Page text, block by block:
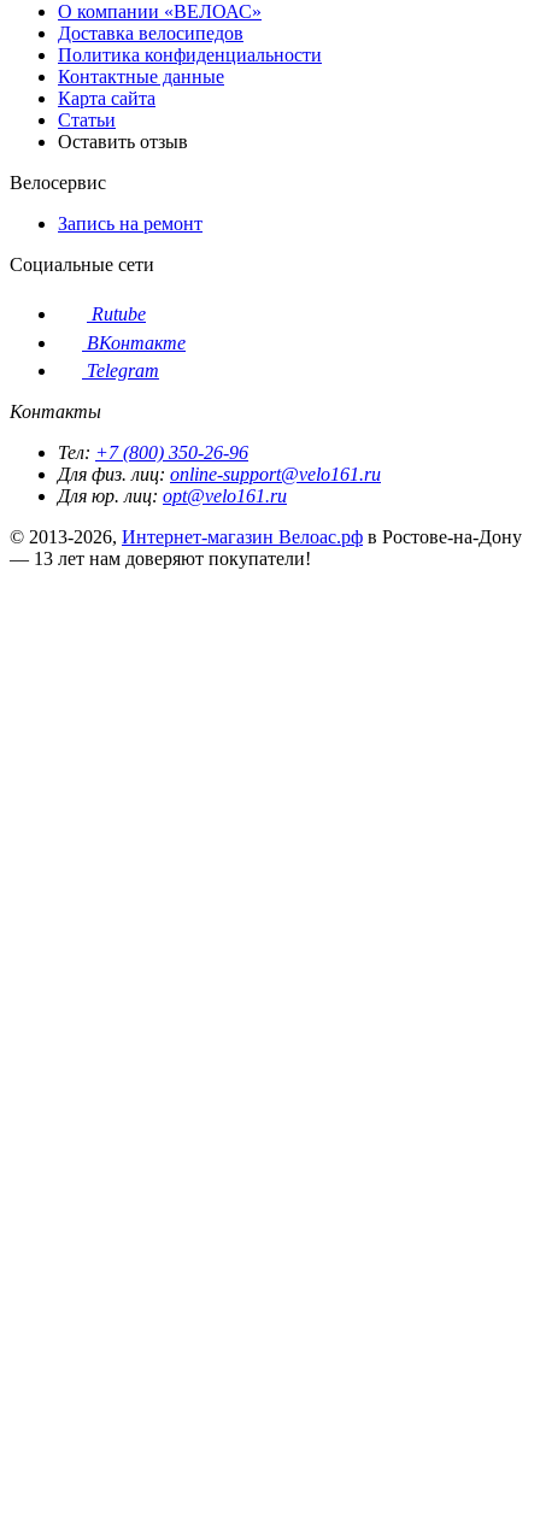
О компании «ВЕЛОАС»
Доставка велосипедов
Политика конфиденциальности
Контактные данные
Карта сайта
Статьи
Оставить отзыв
Велосервис
Запись на ремонт
Социальные сети
Rutube
ВКонтакте
Telegram
Контакты
Тел: +7 (800) 350-26-96
Для физ. лиц: online-support@velo161.ru
Для юр. лиц: opt@velo161.ru
© 2013-2026, Интернет-магазин Велоас.рф в Ростове-на-Дону
— 13 лет нам доверяют покупатели!